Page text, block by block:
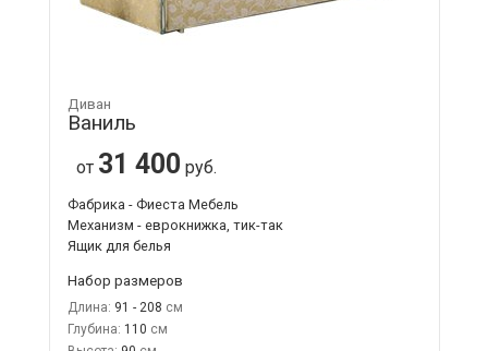
Диван
Ваниль
от 31 400 руб.
Фабрика - Фиеста Мебель
Механизм - еврокнижка, тик-так
Ящик для белья
Набор размеров
Длина: 91 - 208
Глубина: 110